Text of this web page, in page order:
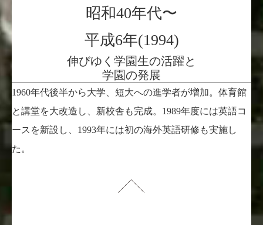
昭和40年代〜
平成6年(1994)
伸びゆく学園生の活躍と
学園の発展
1960年代後半から大学、短大への進学者が増加。体育館
と講堂を大改造し、新校舎も完成。1989年度には英語コ
ースを新設し、1993年には初の海外英語研修も実施し
た。